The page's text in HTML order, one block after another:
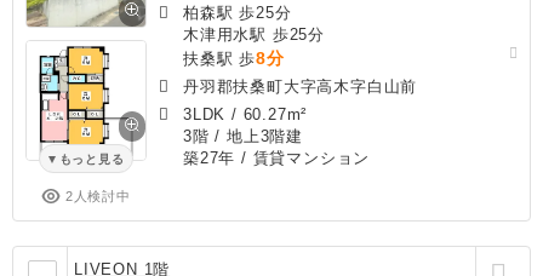
もっと見る
2人検討中
柏森駅 歩25分
木津用水駅 歩25分
扶桑駅 歩8分
丹羽郡扶桑町大字高木字白山前
3LDK / 60.27m²
3階 / 地上3階建
築27年 / 賃貸マンション
LIVEON 1階